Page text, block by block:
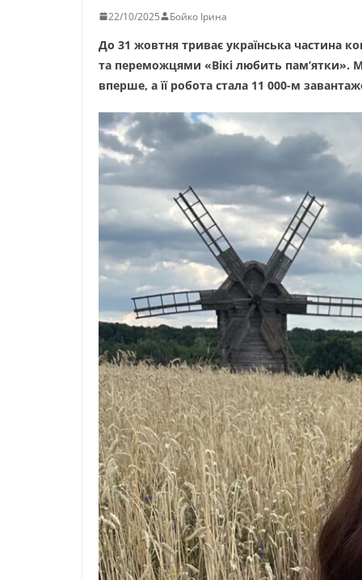
22/10/2025 Бойко Ірина
До 31 жовтня триває українська частина
та переможцями «Вікі любить пам’ятки».
вперше, а її робота стала 11 000-м